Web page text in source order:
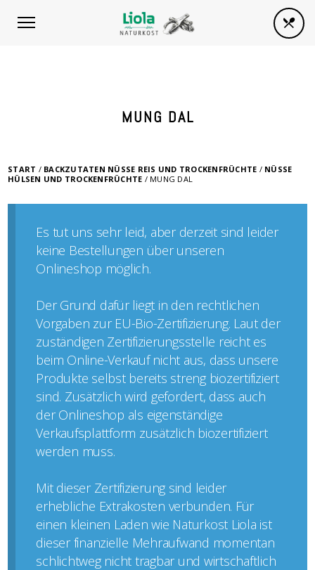
MUNG DAL
START / BACKZUTATEN NÜSSE REIS UND TROCKENFRÜCHTE / NÜSSE
HÜLSEN UND TROCKENFRÜCHTE / MUNG DAL
Es tut uns sehr leid, aber derzeit sind leider
keine Bestellungen über unseren
Onlineshop möglich.
Der Grund dafür liegt in den rechtlichen
Vorgaben zur EU-Bio-Zertifizierung. Laut der
zuständigen Zertifizierungsstelle reicht es
beim Online-Verkauf nicht aus, dass unsere
Produkte selbst bereits streng biozertifiziert
sind. Zusätzlich wird gefordert, dass auch
der Onlineshop als eigenständige
Verkaufsplattform zusätzlich biozertifiziert
werden muss.
Mit dieser Zertifizierung sind leider
erhebliche Extrakosten verbunden. Für
einen kleinen Laden wie Naturkost Liola ist
dieser finanzielle Mehraufwand momentan
schlichtweg nicht tragbar und wirtschaftlich